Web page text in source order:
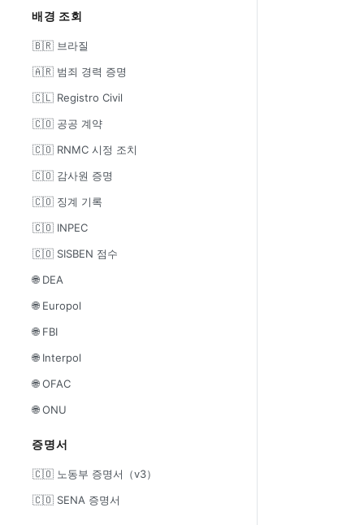
배경 조회
🇧🇷 브라질
🇦🇷 범죄 경력 증명
🇨🇱 Registro Civil
🇨🇴 공공 계약
🇨🇴 RNMC 시정 조치
🇨🇴 감사원 증명
🇨🇴 징계 기록
🇨🇴 INPEC
🇨🇴 SISBEN 점수
🌐 DEA
🌐 Europol
🌐 FBI
🌐 Interpol
🌐 OFAC
🌐 ONU
증명서
🇨🇴 노동부 증명서（v3）
🇨🇴 SENA 증명서